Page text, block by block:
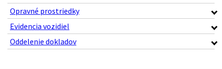
Opravné prostriedky
Evidencia vozidiel
Oddelenie dokladov